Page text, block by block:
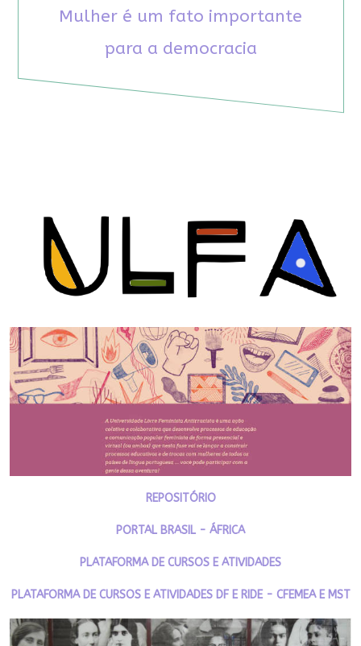
Mulher é um fato importante
para a democracia
REPOSITÓRIO
PORTAL BRASIL - ÁFRICA
PLATAFORMA DE CURSOS E ATIVIDADES
PLATAFORMA DE CURSOS E ATIVIDADES DF E RIDE - CFEMEA E MST